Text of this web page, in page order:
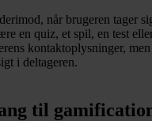
når brugeren tager
en quiz, et spil, en test
kontaktoplysninger,
i deltageren.
til